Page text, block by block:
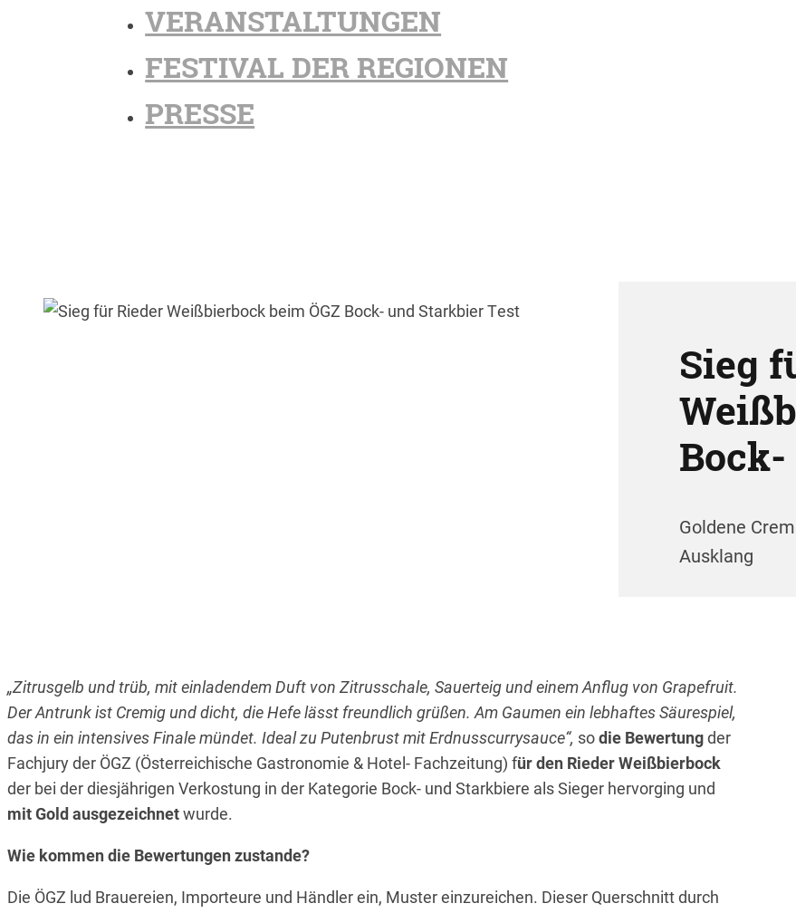
VERANSTALTUNGEN
FESTIVAL DER REGIONEN
PRESSE
Sieg
Goldene
Ausklang
„Zitrusgelb und trüb, mit einladendem Duft von Zitrusschale, Sauerteig und einem Anflug von Grapefruit.
Der Antrunk ist Cremig und dicht, die Hefe lässt freundlich grüßen. Am Gaumen ein lebhaftes Säurespiel,
das in ein intensives Finale mündet. Ideal zu Putenbrust mit Erdnusscurrysauce“, sodie Bewertungder
Fachjury der ÖGZ (Österreichische Gastronomie & Hotel- Fachzeitung) für den Rieder Weißbierbock
der bei der diesjährigen Verkostung in der Kategorie Bock- und Starkbiere als Sieger hervorging und
mit Gold ausgezeichnetwurde.
Wie kommen die Bewertungen zustande?
Die ÖGZ lud Brauereien, Importeure und Händler ein, Muster einzureichen. Dieser Querschnitt durch